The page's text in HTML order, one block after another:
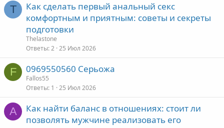
T
Как сделать первый анальный секс
комфортным и приятным: советы и секреты
подготовки
Thelastone
Ответы 2 25 Июл 2026
F 0969550560 Серьожа
Fallos55
Ответы 1 25 Июл 2026
А
Как найти баланс в отношениях: стоит ли
позволять мужчине реализовать его